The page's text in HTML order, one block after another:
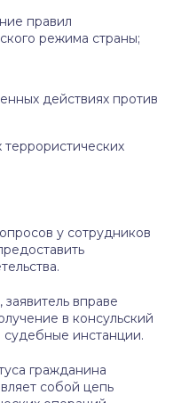
правил
режима страны;
действиях против
у сотрудников
заявитель вправе
в консульский
инстанции.
гражданина
собой цепь